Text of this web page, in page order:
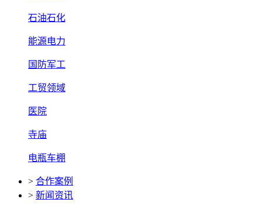
石油石化
能源电力
国防军工
工贸领域
医院
寺庙
电瓶车棚
> 合作案例
> 新闻资讯